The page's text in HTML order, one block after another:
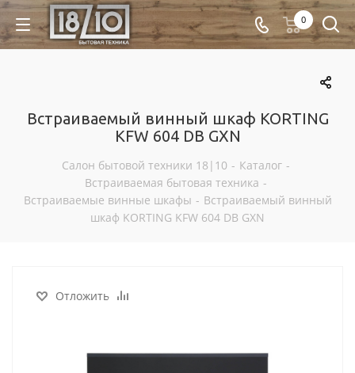
0
Встраиваемый винный шкаф KORTING
KFW 604 DB GXN
Салон бытовой техники 18|10 - Каталог -
Встраиваемая бытовая техника -
Встраиваемые винные шкафы - Встраиваемый винный
шкаф KORTING KFW 604 DB GXN
Отложить